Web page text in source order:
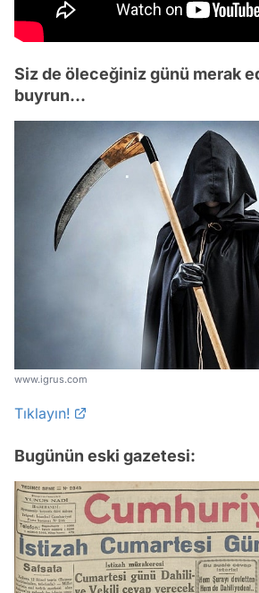
Siz de öleceğiniz günü merak
buyrun...
www.igrus.com
Tıklayın!
Bugünün eski gazetesi: